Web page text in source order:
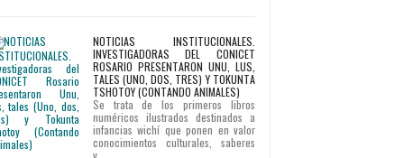
NOTICIAS INSTITUCIONALES.
INVESTIGADORAS DEL CONICET
ROSARIO PRESENTARON UNU, LUS,
TALES (UNO, DOS, TRES) Y TOKUNTA
TSHOTOY (CONTANDO ANIMALES)
Se trata de los primeros libros
numéricos ilustrados destinados a
infancias wichí que ponen en valor
conocimientos culturales, saberes
y…